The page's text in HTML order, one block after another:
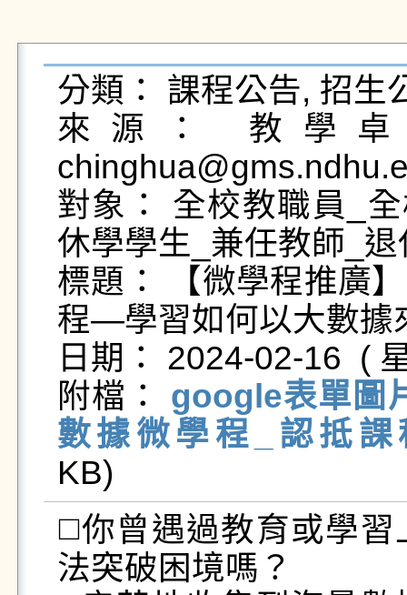
分類： 課程公告, 招生
來源： 教學
對象： 全校教職員_
休學學生_兼任教師_
標題： 【微學程推廣
程—學習如何以大數據
日期： 2024-02-16  (
附檔： google表單圖
數據微學程_認抵課
KB)
◻️你曾遇過教育或學
法突破困境嗎？